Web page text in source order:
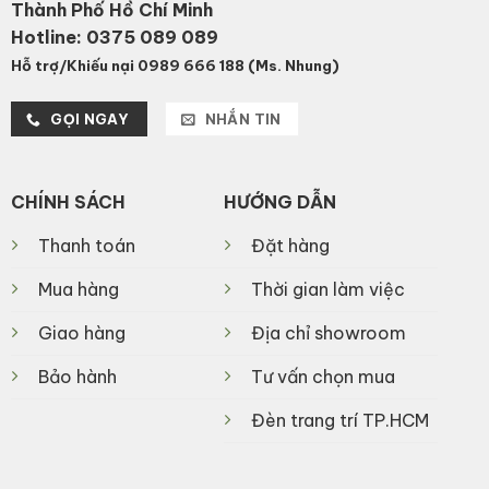
Thành Phố Hồ Chí Minh
Hotline: 0375 089 089
Hỗ trợ/Khiếu nại 0989 666 188 (Ms. Nhung)
GỌI NGAY NHẮN TIN
CHÍNH SÁCH
Thanh toán
Mua hàng
Giao hàng
Bảo hành
HƯỚNG DẪN
Đặt hàng
Thời gian làm việc
Địa chỉ showroom
Tư vấn chọn mua
Đèn trang trí TP.HCM